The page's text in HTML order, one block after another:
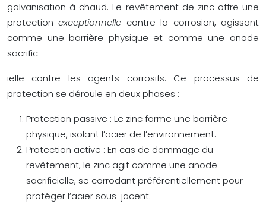
galvanisation à chaud. Le revêtement de zinc offre une
protectionexceptionnelle contre la corrosion, agissant
comme une barrière physique et comme une anode
sacrific
ielle contre les agents corrosifs. Ce processus de
protection se déroule en deux phases :
Protection passive : Le zinc forme une barrière
physique, isolant l’acier de l’environnement.
Protection active : En cas de dommage du
revêtement, le zinc agit comme une anode
sacrificielle, se corrodant préférentiellement pour
protéger l’acier sous-jacent.